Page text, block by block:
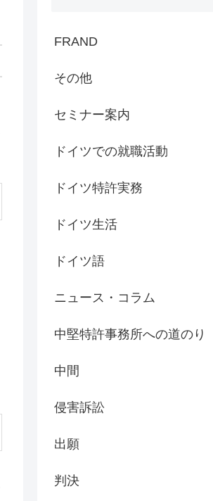
FRAND
その他
セミナー案内
ドイツでの就職活動
ドイツ特許実務
ドイツ生活
ドイツ語
ニュース・コラム
中堅特許事務所への道のり
中間
侵害訴訟
出願
判決